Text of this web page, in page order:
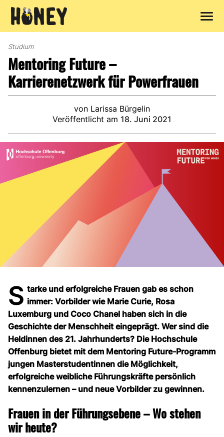
Inhalt
Studium
Mentoring Future –
Karrierenetzwerk für Powerfrauen
von Larissa Bürgelin
Veröffentlicht am 18. Juni 2021
S tarke und erfolgreiche Frauen gab es schon
immer: Vorbilder wie Marie Curie, Rosa
Luxemburg und Coco Chanel haben sich in die
Geschichte der Menschheit eingeprägt. Wer sind die
Heldinnen des 21. Jahrhunderts? Die Hochschule
Offenburg bietet mit dem Mentoring Future-Programm
jungen Masterstudentinnen die Möglichkeit,
erfolgreiche weibliche Führungskräfte persönlich
kennenzulernen – und neue Vorbilder zu gewinnen.
Frauen in der Führungsebene – Wo stehen
wir heute?